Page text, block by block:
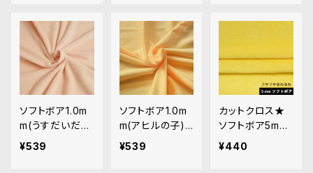
m
ソフトボア1.0m
m(うすだいだ
い)SSB054 ぬ
¥539
ソフトボア1.0m
m(アヒルの子)S
SB116 ぬいぐる
¥539
カットクロス★
ソフトボア5mm
(バナナイエロ
¥440